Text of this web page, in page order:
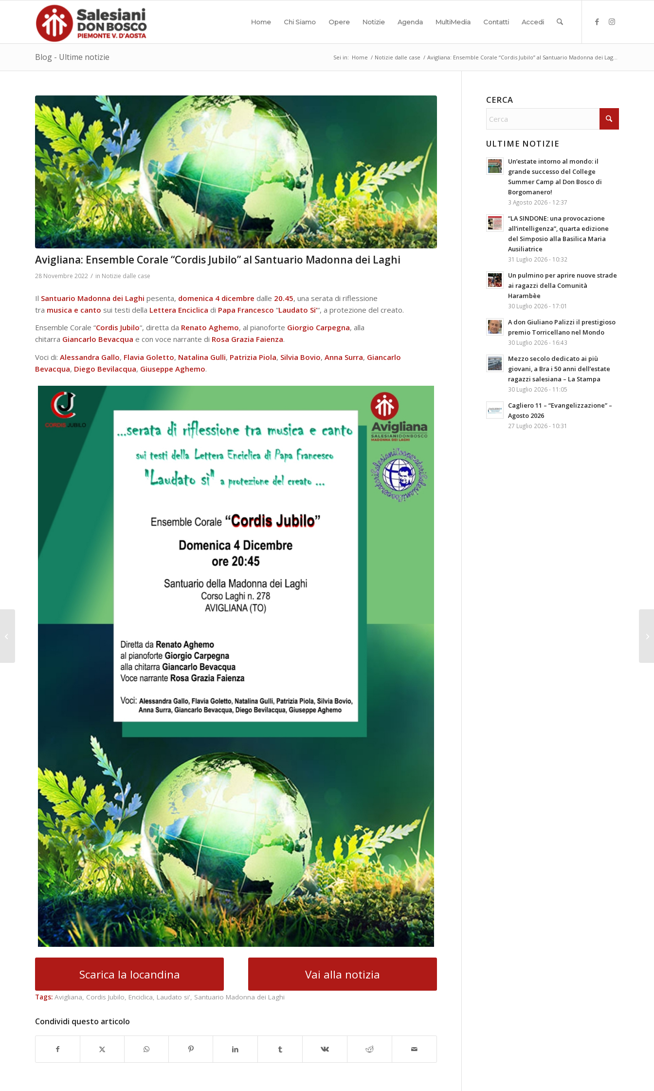
Home Chi Siamo Opere Notizie Agenda MultiMedia Contatti Accedi
Blog - Ultime notizie Sei in: Home / Notizie dalle case / Avigliana: Ensemble Corale “Cordis Jubilo” al Santuario Madonna dei Lag...
Avigliana: Ensemble Corale “Cordis Jubilo” al Santuario Madonna dei Laghi
28 Novembre 2022 / in Notizie dalle case
Il Santuario Madonna dei Laghi pesenta, domenica 4 dicembre dalle 20.45, una serata di riflessione
tra musica e canto sui testi della Lettera Enciclica di Papa Francesco “Laudato Si’“, a protezione del creato.
Ensemble Corale “Cordis Jubilo“, diretta da Renato Aghemo, al pianoforte Giorgio Carpegna, alla
chitarra Giancarlo Bevacqua e con voce narrante di Rosa Grazia Faienza.
Voci di: Alessandra Gallo, Flavia Goletto, Natalina Gulli, Patrizia Piola, Silvia Bovio, Anna Surra, Giancarlo
Bevacqua, Diego Bevilacqua, Giuseppe Aghemo.
Scarica la locandina Vai alla notizia
Tags: Avigliana, Cordis Jubilo, Enciclica, Laudato si', Santuario Madonna dei Laghi
Condividi questo articolo
CERCA
ULTIME NOTIZIE
Un’estate intorno al mondo: il
grande successo del College
Summer Camp al Don Bosco di
Borgomanero!
3 Agosto 2026 - 12:37
“LA SINDONE: una provocazione
all’intelligenza”, quarta edizione
del Simposio alla Basilica Maria
Ausiliatrice
31 Luglio 2026 - 10:32
Un pulmino per aprire nuove strade
ai ragazzi della Comunità
Harambèe
30 Luglio 2026 - 17:01
A don Giuliano Palizzi il prestigioso
premio Torricellano nel Mondo
30 Luglio 2026 - 16:43
Mezzo secolo dedicato ai più
giovani, a Bra i 50 anni dell’estate
ragazzi salesiana – La Stampa
30 Luglio 2026 - 11:05
Cagliero 11 – “Evangelizzazione” –
Agosto 2026
27 Luglio 2026 - 10:31
Don Bosco Casale: